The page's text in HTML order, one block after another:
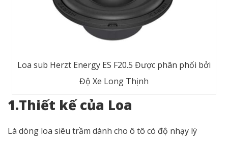
Loa sub Herzt Energy ES F20.5 Được phân phối bởi
Độ Xe Long Thịnh
1.Thiết kế của Loa
Là dòng loa siêu trầm dành cho ô tô có độ nhạy lý